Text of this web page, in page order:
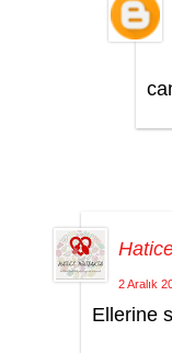
2 Aralık
Ellerine